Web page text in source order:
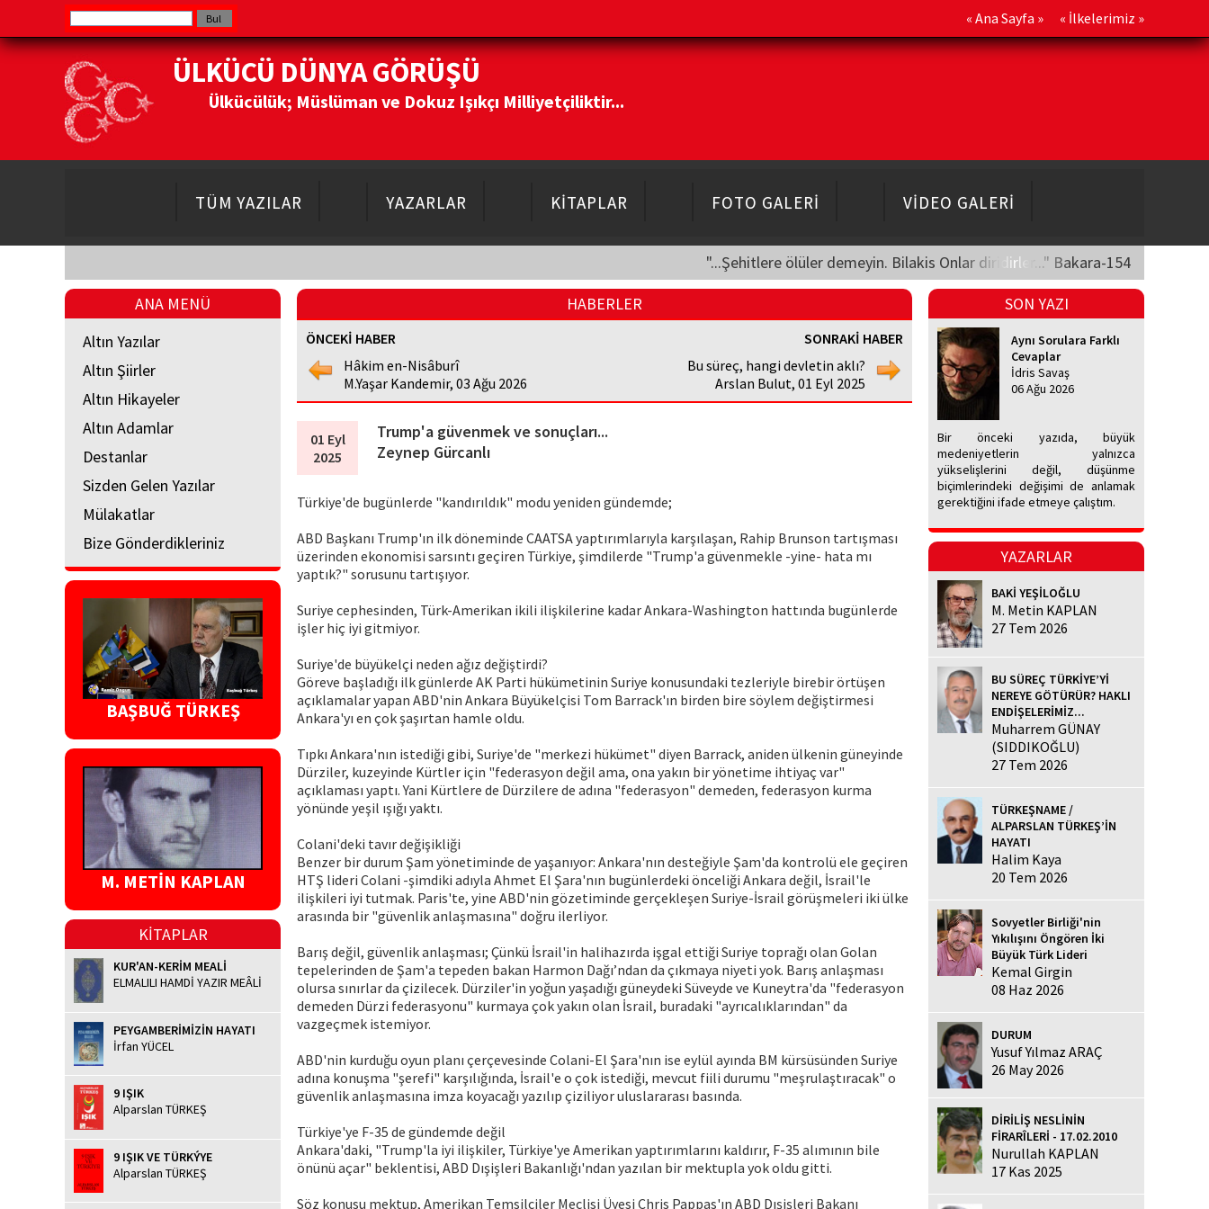
« Ana Sayfa » « İlkelerimiz »
ÜLKÜCÜ DÜNYA GÖRÜŞÜ
Ülkücülük; Müslüman ve Dokuz Işıkçı Milliyetçiliktir...
TÜM YAZILAR YAZARLAR KİTAPLAR FOTO GALERİ VİDEO GALERİ
"...Şehitlere ölüler demeyin. Bilakis Onlar diridirler..." Bakara-154
ANA MENÜ
Altın Yazılar
Altın Şiirler
Altın Hikayeler
Altın Adamlar
Destanlar
Sizden Gelen Yazılar
Mülakatlar
Bize Gönderdikleriniz
BAŞBUĞ TÜRKEŞ
M. METİN KAPLAN
KİTAPLAR
KUR'AN-KERİM MEALİ
ELMALILI HAMDİ YAZIR MEÂLİ
PEYGAMBERİMİZİN HAYATI
İrfan YÜCEL
9 IŞIK
Alparslan TÜRKEŞ
9 IŞIK VE TÜRKÝYE
Alparslan TÜRKEŞ
HABERLER
ÖNCEKİ HABER
Hâkim en-Nisâburî
M.Yaşar Kandemir, 03 Ağu 2026
SONRAKİ HABER
Bu süreç, hangi devletin aklı?
Arslan Bulut, 01 Eyl 2025
01 Eyl
2025
Trump'a güvenmek ve sonuçları...
Zeynep Gürcanlı
Türkiye'de bugünlerde "kandırıldık" modu yeniden gündemde;
ABD Başkanı Trump'ın ilk döneminde CAATSA yaptırımlarıyla karşılaşan, Rahip Brunson tartışması
üzerinden ekonomisi sarsıntı geçiren Türkiye, şimdilerde "Trump'a güvenmekle -yine- hata mı
yaptık?" sorusunu tartışıyor.
Suriye cephesinden, Türk-Amerikan ikili ilişkilerine kadar Ankara-Washington hattında bugünlerde
işler hiç iyi gitmiyor.
Suriye'de büyükelçi neden ağız değiştirdi?
Göreve başladığı ilk günlerde AK Parti hükümetinin Suriye konusundaki tezleriyle birebir örtüşen
açıklamalar yapan ABD'nin Ankara Büyükelçisi Tom Barrack'ın birden bire söylem değiştirmesi
Ankara'yı en çok şaşırtan hamle oldu.
Tıpkı Ankara'nın istediği gibi, Suriye'de "merkezi hükümet" diyen Barrack, aniden ülkenin güneyinde
Dürziler, kuzeyinde Kürtler için "federasyon değil ama, ona yakın bir yönetime ihtiyaç var"
açıklaması yaptı. Yani Kürtlere de Dürzilere de adına "federasyon" demeden, federasyon kurma
yönünde yeşil ışığı yaktı.
Colani'deki tavır değişikliği
Benzer bir durum Şam yönetiminde de yaşanıyor: Ankara'nın desteğiyle Şam'da kontrolü ele geçiren
HTŞ lideri Colani -şimdiki adıyla Ahmet El Şara'nın bugünlerdeki önceliği Ankara değil, İsrail'le
ilişkileri iyi tutmak. Paris'te, yine ABD'nin gözetiminde gerçekleşen Suriye-İsrail görüşmeleri iki ülke
arasında bir "güvenlik anlaşmasına" doğru ilerliyor.
Barış değil, güvenlik anlaşması; Çünkü İsrail'in halihazırda işgal ettiği Suriye toprağı olan Golan
tepelerinden de Şam'a tepeden bakan Harmon Dağı’ndan da çıkmaya niyeti yok. Barış anlaşması
olursa sınırlar da çizilecek. Dürziler'in yoğun yaşadığı güneydeki Süveyde ve Kuneytra'da "federasyon
demeden Dürzi federasyonu" kurmaya çok yakın olan İsrail, buradaki "ayrıcalıklarından" da
vazgeçmek istemiyor.
ABD'nin kurduğu oyun planı çerçevesinde Colani-El Şara'nın ise eylül ayında BM kürsüsünden Suriye
adına konuşma "şerefi" karşılığında, İsrail'e o çok istediği, mevcut fiili durumu "meşrulaştıracak" o
güvenlik anlaşmasına imza koyacağı yazılıp çiziliyor uluslararası basında.
Türkiye'ye F-35 de gündemde değil
Ankara'daki, "Trump'la iyi ilişkiler, Türkiye'ye Amerikan yaptırımlarını kaldırır, F-35 alımının bile
önünü açar" beklentisi, ABD Dışişleri Bakanlığı'ndan yazılan bir mektupla yok oldu gitti.
Söz konusu mektup, Amerikan Temsilciler Meclisi Üyesi Chris Pappas'ın ABD Dışişleri Bakanı
SON YAZI
Aynı Sorulara Farklı
Cevaplar
İdris Savaş
06 Ağu 2026
Bir önceki yazıda, büyük
medeniyetlerin yalnızca
yükselişlerini değil, düşünme
biçimlerindeki değişimi de anlamak
gerektiğini ifade etmeye çalıştım.
YAZARLAR
BAKİ YEŞİLOĞLU
M. Metin KAPLAN
27 Tem 2026
BU SÜREÇ TÜRKİYE’Yİ
NEREYE GÖTÜRÜR? HAKLI
ENDİŞELERİMİZ...
Muharrem GÜNAY
(SIDDIKOĞLU)
27 Tem 2026
TÜRKEŞNAME /
ALPARSLAN TÜRKEŞ’İN
HAYATI
Halim Kaya
20 Tem 2026
Sovyetler Birliği'nin
Yıkılışını Öngören İki
Büyük Türk Lideri
Kemal Girgin
08 Haz 2026
DURUM
Yusuf Yılmaz ARAÇ
26 May 2026
DİRİLİŞ NESLİNİN
FİRARÎLERİ - 17.02.2010
Nurullah KAPLAN
17 Kas 2025